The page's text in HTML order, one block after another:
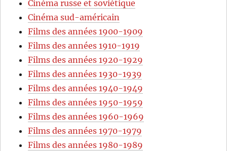
Cinéma russe et soviétique
Cinéma sud-américain
Films des années 1900-1909
Films des années 1910-1919
Films des années 1920-1929
Films des années 1930-1939
Films des années 1940-1949
Films des années 1950-1959
Films des années 1960-1969
Films des années 1970-1979
Films des années 1980-1989